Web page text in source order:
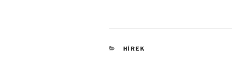
KATEGÓRIÁK
HÍREK